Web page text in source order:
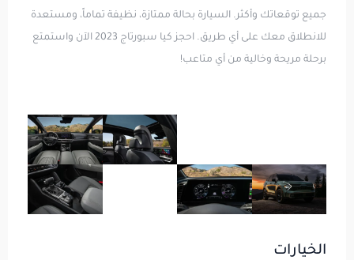
جميع توقعاتك وأكثر. السيارة بحالة ممتازة، نظيفة تماماً، ومستعدة
للانطلاق معك على أي طريق. احجز كيا سبورتاج 2023 الآن واستمتع
برحلة مريحة وخالية من أي متاعب!
الخيارات